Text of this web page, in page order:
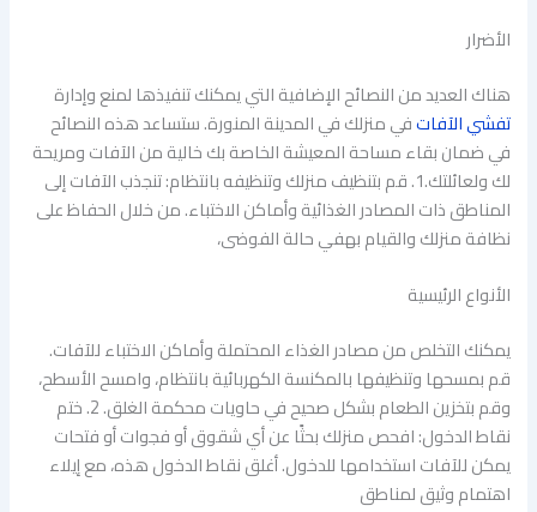
الأضرار
هناك العديد من النصائح الإضافية التي يمكنك تنفيذها لمنع وإدارة
تفشي الآفاتفي منزلك في المدينة المنورة. ستساعد هذه النصائح
في ضمان بقاء مساحة المعيشة الخاصة بك خالية من الآفات ومريحة
لك ولعائلتك.1. قم بتنظيف منزلك وتنظيفه بانتظام: تنجذب الآفات إلى
المناطق ذات المصادر الغذائية وأماكن الاختباء. من خلال الحفاظ على
نظافة منزلك والقيام بهفي حالة الفوضى،
الأنواع الرئيسية
يمكنك التخلص من مصادر الغذاء المحتملة وأماكن الاختباء للآفات.
قم بمسحها وتنظيفها بالمكنسة الكهربائية بانتظام، وامسح الأسطح،
وقم بتخزين الطعام بشكل صحيح في حاويات محكمة الغلق. 2. ختم
نقاط الدخول: افحص منزلك بحثًا عن أي شقوق أو فجوات أو فتحات
يمكن للآفات استخدامها للدخول. أغلق نقاط الدخول هذه، مع إيلاء
اهتمام وثيق لمناطق